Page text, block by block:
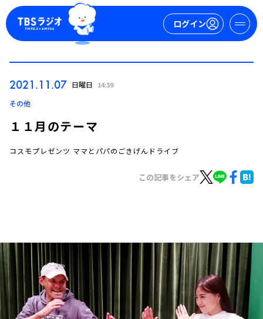
ログイン
トピックス
TBS Podcast
お知らせ
イベント・グッズ
YouTube
会社情報
2021.11.07 日曜日 14:39
その他
１１月のテーマ
コスモプレゼンツ ママとパパのごきげんドライブ
この記事をシェア